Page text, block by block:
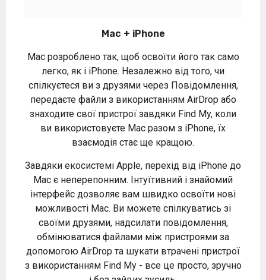
Mac + iPhone
Mac розроблено так, щоб освоїти його так само
легко, як і iPhone. Незалежно від того, чи
спілкуєтеся ви з друзями через Повідомлення,
передаєте файли з використанням AirDrop або
знаходите свої пристрої завдяки Find My, коли
ви використовуєте Mac разом з iPhone, їх
взаємодія стає ще кращою.
Завдяки екосистемі Apple, перехід від iPhone до
Mac є неперепонним. Інтуїтивний і знайомий
інтерфейс дозволяє вам швидко освоїти нові
можливості Mac. Ви можете спілкуватись зі
своїми друзями, надсилати повідомлення,
обмінюватися файлами між пристроями за
допомогою AirDrop та шукати втрачені пристрої
з використанням Find My - все це просто, зручно